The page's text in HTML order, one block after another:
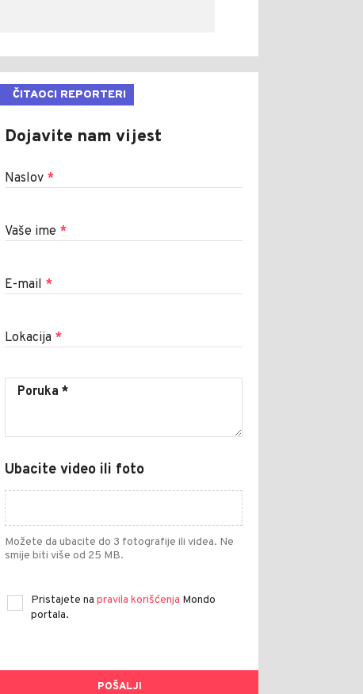
ČITAOCI REPORTERI
Dojavite nam vijest
Naslov *
Vaše ime *
E-mail *
Lokacija *
Ubacite video ili foto
Možete da ubacite do 3 fotografije ili videa. Ne
smije biti više od 25 MB.
Pristajete na pravila korišćenja Mondo
portala.
POŠALJI